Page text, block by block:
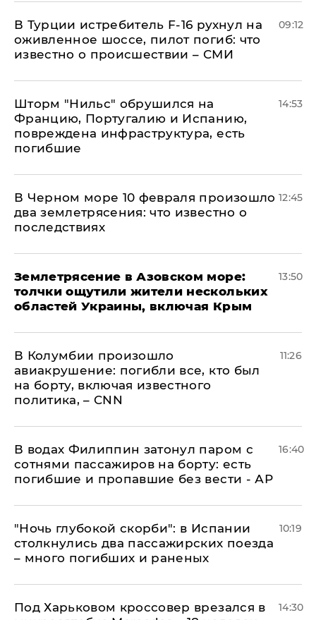
В Турции истребитель F-16 рухнул на
оживленное шоссе, пилот погиб: что
известно о происшествии – СМИ
09:12
Шторм "Нильс" обрушился на
Францию, Португалию и Испанию,
повреждена инфраструктура, есть
погибшие
14:53
В Черном море 10 февраля произошло
два землетрясения: что известно о
последствиях
12:45
Землетрясение в Азовском море:
толчки ощутили жители нескольких
областей Украины, включая Крым
13:50
В Колумбии произошло
авиакрушение: погибли все, кто был
на борту, включая известного
политика, – CNN
11:26
В водах Филиппин затонул паром с
сотнями пассажиров на борту: есть
погибшие и пропавшие без вести - АР
16:40
"Ночь глубокой скорби": в Испании
столкнулись два пассажирских поезда
– много погибших и раненых
10:19
Под Харьковом кроссовер врезался в
14:30